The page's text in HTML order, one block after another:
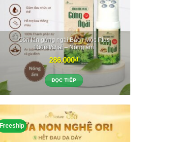
Con lăn gừng ngải Bách Mộc Plus
130ml/chai – Nóng ấm
286.000₫
ĐỌC TIẾP
Freeship